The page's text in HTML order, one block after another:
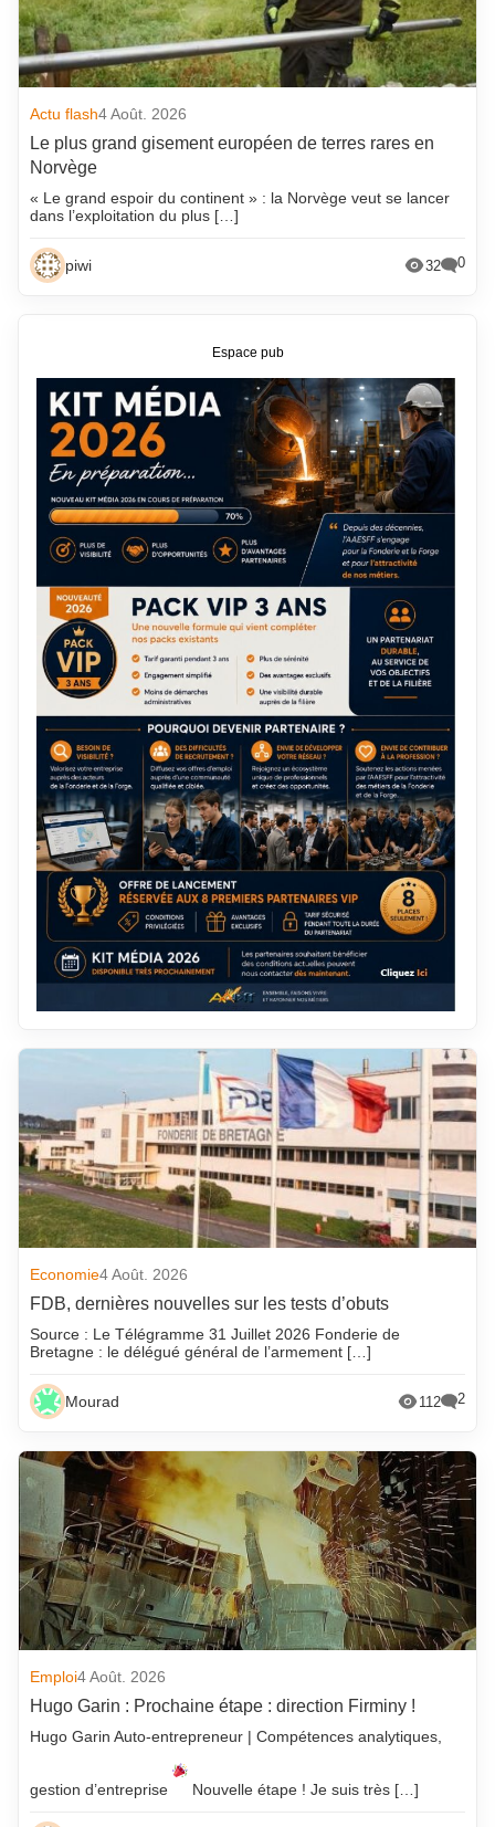
Actu flash4 Août. 2026
Le plus grand gisement européen de terres rares en
Norvège
« Le grand espoir du continent » : la Norvège veut se lancer
dans l’exploitation du plus […]
piwi 32 0
Economie4 Août. 2026
FDB, dernières nouvelles sur les tests d’obuts
Source : Le Télégramme 31 Juillet 2026 Fonderie de
Bretagne : le délégué général de l’armement […]
Mourad 112 2
Emploi4 Août. 2026
Hugo Garin : Prochaine étape : direction Firminy !
Hugo Garin Auto-entrepreneur | Compétences analytiques,
gestion d’entreprise Nouvelle étape ! Je suis très […]
Espace pub